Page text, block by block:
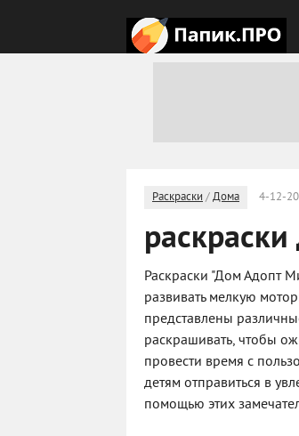
Раскраски /Дома 4-12-
Раскраски "Дом Адопт
развивать мелкую
представлены
раскрашивать, чтобы
провести время с
детям отправиться в
помощью этих